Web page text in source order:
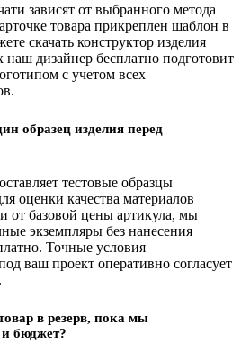
зависят от выбранного метода
товара прикреплен шаблон в
скачать конструктор изделия
наш дизайнер бесплатно подготовит
с учетом всех
образец изделия перед
тестовые образцы
оценки качества материалов
от базовой цены артикула, мы
экземпляры без нанесения
Точные условия
ваш проект оперативно согласует
в резерв, пока мы
бюджет?